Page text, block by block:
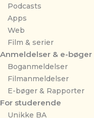
Podcasts
Apps
Web
Film & serier
Anmeldelser & e-bøger
Boganmeldelser
Filmanmeldelser
E-bøger & Rapporter
For studerende
Unikke BA